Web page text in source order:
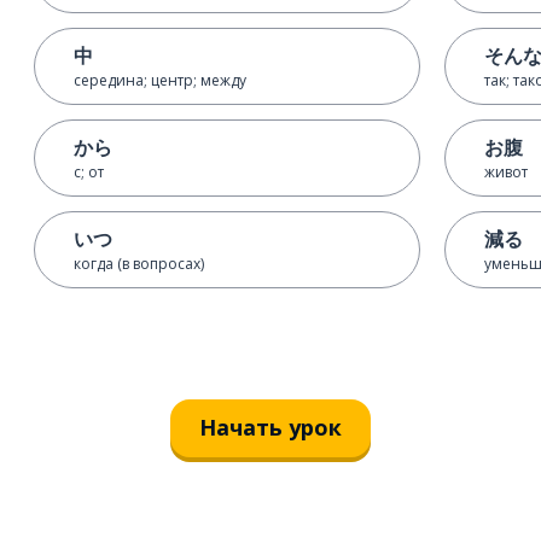
中
середина; центр; между
から
с; от
いつ
когда (в вопросах)
そんな
так;
お腹
живот
減る
Начать урок